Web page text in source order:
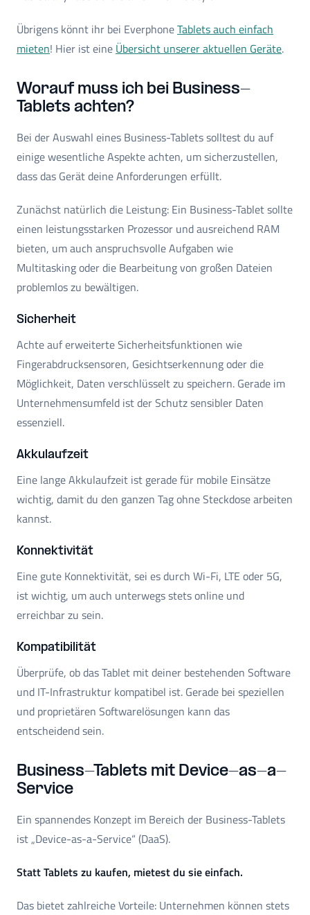
Übrigens könnt ihr bei EverphoneTablets auch einfach
mieten! Hier ist eine Übersicht unserer aktuellen Geräte.
Worauf muss ich bei Business-
Tablets achten?
Bei der Auswahl eines Business-Tablets solltest du auf
einige wesentliche Aspekte achten, um sicherzustellen,
dass das Gerät deine Anforderungen erfüllt.
Zunächst natürlich die Leistung: Ein Business-Tablet sollte
einen leistungsstarken Prozessor und ausreichend RAM
bieten, um auch anspruchsvolle Aufgaben wie
Multitasking oder die Bearbeitung von großen Dateien
problemlos zu bewältigen.
Sicherheit
Achte auf erweiterte Sicherheitsfunktionen wie
Fingerabdrucksensoren, Gesichtserkennung oder die
Möglichkeit, Daten verschlüsselt zu speichern. Gerade im
Unternehmensumfeld ist der Schutz sensibler Daten
essenziell.
Akkulaufzeit
Eine lange Akkulaufzeit ist gerade für mobile Einsätze
wichtig, damit du den ganzen Tag ohne Steckdose arbeiten
kannst.
Konnektivität
Eine gute Konnektivität, sei es durch Wi-Fi, LTE oder 5G,
ist wichtig, um auch unterwegs stets online und
erreichbar zu sein.
Kompatibilität
Überprüfe, ob das Tablet mit deiner bestehenden Software
und IT-Infrastruktur kompatibel ist. Gerade bei speziellen
und proprietären Softwarelösungen kann das
entscheidend sein.
Business-Tablets mit Device-as-a-
Service
Ein spannendes Konzept im Bereich der Business-Tablets
ist „Device-as-a-Service“ (DaaS).
Statt Tablets zu kaufen, mietest du sie einfach.
Das bietet zahlreiche Vorteile: Unternehmen können stets